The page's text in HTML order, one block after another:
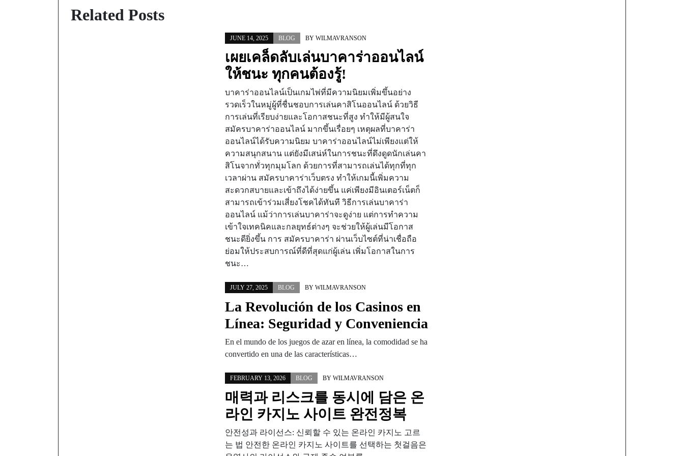
Related Posts
JUNE 14, 2025 BLOG BY WILMAVRANSON
เผยเคล็ดลับเล่นบาคาร่าออนไลน์
ให้ชนะ ทุกคนต้องรู้!
บาคาร่าออนไลน์เป็นเกมไพ่ที่มีความนิยมเพิ่มขึ้นอย่าง
รวดเร็วในหมู่ผู้ที่ชื่นชอบการเล่นคาสิโนออนไลน์ ด้วยวิธี
การเล่นที่เรียบง่ายและโอกาสชนะที่สูง ทำให้มีผู้สนใจ
สมัครบาคาร่าออนไลน์ มากขึ้นเรื่อยๆ เหตุผลที่บาคาร่า
ออนไลน์ได้รับความนิยม บาคาร่าออนไลน์ไม่เพียงแต่ให้
ความสนุกสนาน แต่ยังมีเสน่ห์ในการชนะที่ดึงดูดนักเล่นคา
สิโนจากทั่วทุกมุมโลก ด้วยการที่สามารถเล่นได้ทุกที่ทุก
เวลาผ่าน สมัครบาคาร่าเว็บตรง ทำให้เกมนี้เพิ่มความ
สะดวกสบายและเข้าถึงได้ง่ายขึ้น แค่เพียงมีอินเตอร์เน็ตก็
สามารถเข้าร่วมเสี่ยงโชคได้ทันที วิธีการเล่นบาคาร่า
ออนไลน์ แม้ว่าการเล่นบาคาร่าจะดูง่าย แต่การทำความ
เข้าใจเทคนิคและกลยุทธ์ต่างๆ จะช่วยให้ผู้เล่นมีโอกาส
ชนะดียิ่งขึ้น การ สมัครบาคาร่า ผ่านเว็บไซต์ที่น่าเชื่อถือ
ย่อมให้ประสบการณ์ที่ดีที่สุดแก่ผู้เล่น เพิ่มโอกาสในการ
ชนะ…
JULY 27, 2025 BLOG BY WILMAVRANSON
La Revolución de los Casinos en
Línea: Seguridad y Conveniencia
En el mundo de los juegos de azar en línea, la comodidad se ha
convertido en una de las características…
FEBRUARY 13, 2026 BLOG BY WILMAVRANSON
매력과 리스크를 동시에 담은 온
라인 카지노 사이트 완전정복
안전성과 라이선스: 신뢰할 수 있는 온라인 카지노 고르
는 법 안전한 온라인 카지노 사이트를 선택하는 첫걸음은